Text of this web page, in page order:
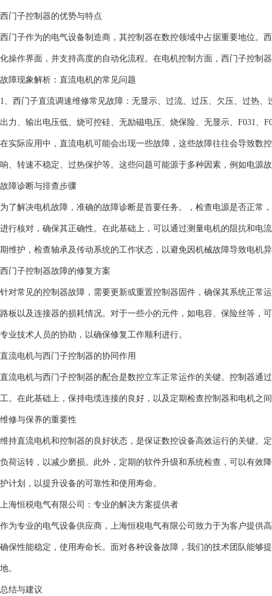
西门子控制器的优势与特点
西门子作为的电气设备制造商，其控制器在数控领域中占据重要地位。
化操作界面，并支持高度的自动化流程。在电机控制方面，西门子控制
故障现象解析：直流电机的常见问题
1、西门子直流调速维修常见故障：无显示、过流、过压、欠压、过热
出力、输出电压低、烧可控硅、无励磁电压、烧保险、无显示、F031、
在实际应用中，直流电机可能会出现一些故障，这些故障往往会导致数
响、转速不稳定、过热保护等。这些问题可能源于多种因素，例如电源
故障诊断与排查步骤
为了解决电机故障，准确的故障诊断是首要任务。，检查电源是否正常
进行核对，确保其正确性。在此基础上，可以通过测量电机的阻抗和电
期维护，检查轴承及传动系统的工作状态，以避免因机械故障导致电机
西门子控制器故障的修复方案
针对常见的控制器故障，需要更新或重置控制器固件，确保其系统正常
路板以及连接器的损耗情况。对于一些小的元件，如电容、保险丝等，
专业技术人员的协助，以确保修复工作顺利进行。
直流电机与西门子控制器的协同作用
直流电机与西门子控制器的配合是数控立车正常运作的关键。控制器通
工。在此基础上，保持电缆连接的良好，以及定期检查控制器和电机之
维修与保养的重要性
维持直流电机和控制器的良好状态，是保证数控设备高效运行的关键。
负荷运转，以减少磨损。此外，定期的软件升级和系统检查，可以有效
护计划，以提升设备的可靠性和使用寿命。
上海恒税电气有限公司：专业的解决方案提供者
作为专业的电气设备供应商，上海恒税电气有限公司致力于为客户提供
确保性能稳定，使用寿命长。面对各种设备故障，我们的技术团队能够
地。
总结与建议